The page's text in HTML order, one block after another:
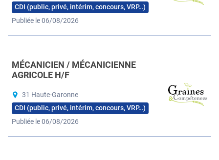
CDI (public, privé, intérim, concours, VRP…)
Publiée le 06/08/2026
MÉCANICIEN / MÉCANICIENNE
AGRICOLE H/F
31 Haute-Garonne
CDI (public, privé, intérim, concours, VRP…)
Publiée le 06/08/2026